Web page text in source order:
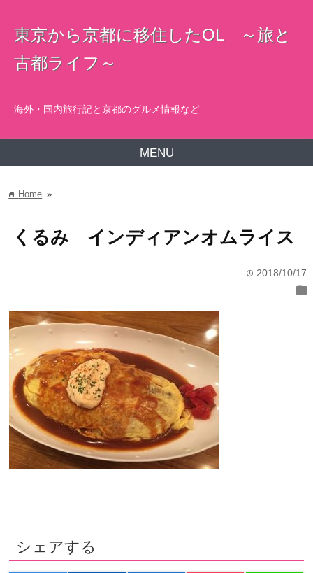
東京から京都に移住したOL ～旅と
古都ライフ～
海外・国内旅行記と京都のグルメ情報など
MENU
home Home »
くるみ インディアンオムライス
time 2018/10/17
folder
シェアする